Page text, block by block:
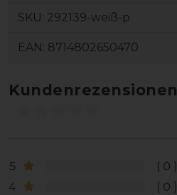
SKU: 292139-weiß-p
EAN: 8714802650470
Kundenrezensionen
5
0
4
0